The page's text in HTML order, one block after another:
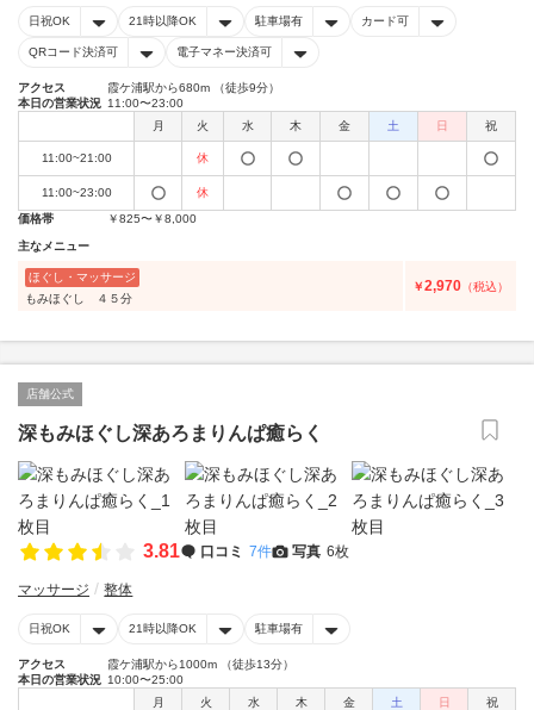
日祝OK 21時以降OK 駐車場有 カード可
QRコード決済可 電子マネー決済可
アクセス
霞ケ浦駅から680m （徒歩9分）
本日の営業状況 11:00〜23:00
月
火 水 木 金 土 日 祝
11:00~21:00 休
11:00~23:00
休
価格帯
￥825〜￥8,000
主なメニュー
ほぐし・マッサージ
もみほぐし ４５分
￥2,970 （税込）
店舗公式
深もみほぐし深あろまりんぱ癒らく
3.81 口コミ 7件 写真 6枚
マッサージ 整体
日祝OK 21時以降OK 駐車場有
アクセス
霞ケ浦駅から1000m （徒歩13分）
本日の営業状況 10:00〜25:00
月
火 水 木 金 土 日 祝